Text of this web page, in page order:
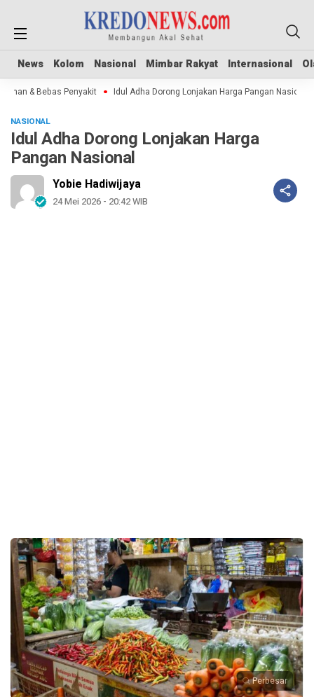
News Kolom Nasional Mimbar Rakyat Internasional
News Kolom Nasional Mimbar Rakyat Internasional
& Bebas Penyakit Idul Adha Dorong Lonjakan Harga Pangan Nasional
NASIONAL
Idul Adha Dorong Lonjakan Harga
Pangan Nasional
Yobie Hadiwijaya
24 Mei 2026 - 20:42 WIB
Perbesar